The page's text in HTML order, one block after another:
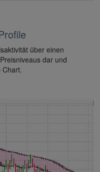
über einen
dar und
Chart.